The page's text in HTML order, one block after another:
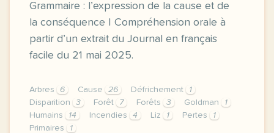
Grammaire : l’expression de la cause et de
la conséquence | Compréhension orale à
partir d’un extrait du Journal en français
facile du 21 mai 2025.
Arbres 6 Cause 26 Défrichement
1
Disparition
3 Forêt 7 Forêts 3 Goldman
1
Humains
14 Incendies 4 Liz 1 Pertes
1
Primaires
1